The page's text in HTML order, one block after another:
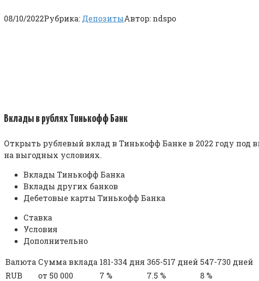
08/10/2022Рубрика: ДепозитыАвтор: ndspo
Вклады в рублях Тинькофф Банк
Открыть рублевый вклад в Тинькофф Банке в 2022 году под
на выгодных условиях.
Вклады Тинькофф Банка
Вклады других банков
Дебетовые карты Тинькофф Банка
Ставка
Условия
Дополнительно
Валюта Сумма вклада 181-334 дня 365-517 дней 547-730 дней
RUB
от 50 000 7 % 7.5 % 8 %